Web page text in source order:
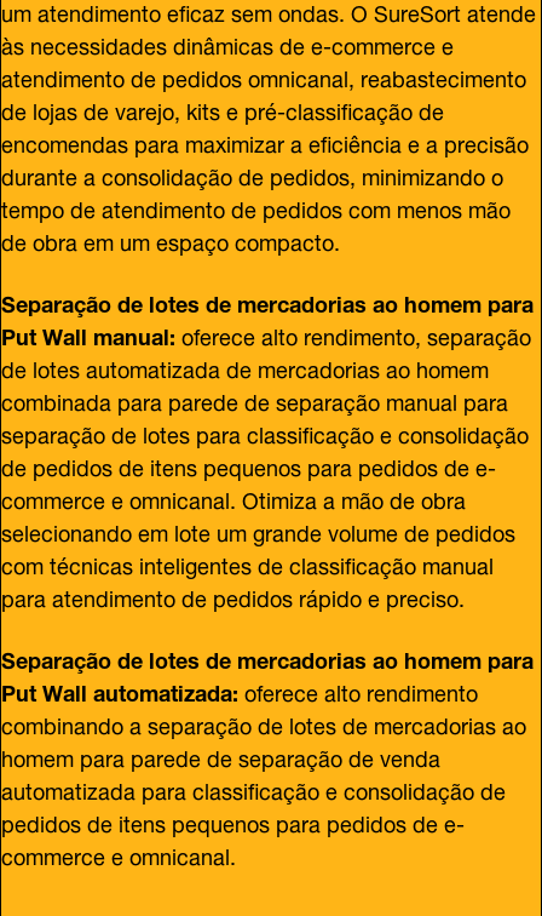
um atendimento eficaz sem ondas. O SureSort atende
às necessidades dinâmicas de e-commerce e
atendimento de pedidos omnicanal, reabastecimento
de lojas de varejo, kits e pré-classificação de
encomendas para maximizar a eficiência e a precisão
durante a consolidação de pedidos, minimizando o
tempo de atendimento de pedidos com menos mão
de obra em um espaço compacto.
Separação de lotes de mercadorias ao homem para
Put Wall manual:oferece alto rendimento, separação
de lotes automatizada de mercadorias ao homem
combinada para parede de separação manual para
separação de lotes para classificação e consolidação
de pedidos de itens pequenos para pedidos de e-
commerce e omnicanal. Otimiza a mão de obra
selecionando em lote um grande volume de pedidos
com técnicas inteligentes de classificação manual
para atendimento de pedidos rápido e preciso.
Separação de lotes de mercadorias ao homem para
Put Wall automatizada:oferece alto rendimento
combinando a separação de lotes de mercadorias ao
homem para parede de separação de venda
automatizada para classificação e consolidação de
pedidos de itens pequenos para pedidos de e-
commerce e omnicanal.